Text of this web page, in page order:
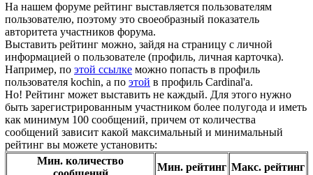
На нашем форуме рейтинг выставляется пользователям
пользователю, поэтому это своеобразный показатель
авторитета участников форума.
Выставить рейтинг можно, зайдя на страницу с личной
информацией о пользователе (профиль, личная карточка).
Например, по этой ссылке можно попасть в профиль
пользователя kochin, а по этой в профиль Cardinal'a.
Но! Рейтинг может выставить не каждый. Для этого нужно
быть зарегистрированным участником более полугода и иметь
как минимум 100 сообщений, причем от количества
сообщений зависит какой максимальный и минимальный
рейтинг вы можете установить:
Мин. количество
Мин. рейтинг Макс. рейтинг